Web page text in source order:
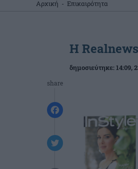
Αρχική - Επικαιρότητα
share
Η
δημοσιεύτηκε:14:09,